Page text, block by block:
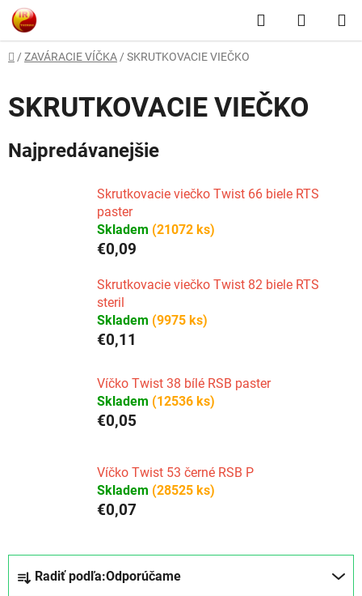
Prejsť
na
obsah
Hľadať
KOŠÍK
Domov
/ ZAVÁRACIE VÍČKA / SKRUTKOVACIE VIEČKO
SKRUTKOVACIE VIEČKO
Najpredávanejšie
Skrutkovacie viečko Twist 66 biele RTS
paster
Skladem (21072 ks)
€0,09
Skrutkovacie viečko Twist 82 biele RTS
steril
Skladem (9975 ks)
€0,11
Víčko Twist 38 bílé RSB paster
Skladem (12536 ks)
€0,05
Víčko Twist 53 černé RSB P
Skladem (28525 ks)
€0,07
Radiť podľa:Odporúčame